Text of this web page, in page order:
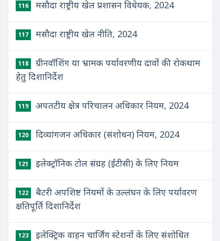
116 मसौदा राष्ट्रीय खेल प्रशासन विधेयक, 2024
117 मसौदा राष्ट्रीय खेल नीति, 2024
118
ग्रीनवॉशिंग या भ्रामक पर्यावरणीय दावों की रोकथाम
हेतु दिशानिर्देश
119 अपतटीय क्षेत्र परिचालन अधिकार नियम, 2024
120 दिव्यांगजन अधिकार (संशोधन) नियम, 2024
121 इलेक्ट्रॉनिक टोल संग्रह (ईटीसी) के लिए नियम
122
बैटरी अपशिष्ट नियमों के उल्लंघन के लिए पर्यावरण
क्षतिपूर्ति दिशानिर्देश
123
इलेक्ट्रिक वाहन चार्जिंग स्टेशनों के लिए संशोधित